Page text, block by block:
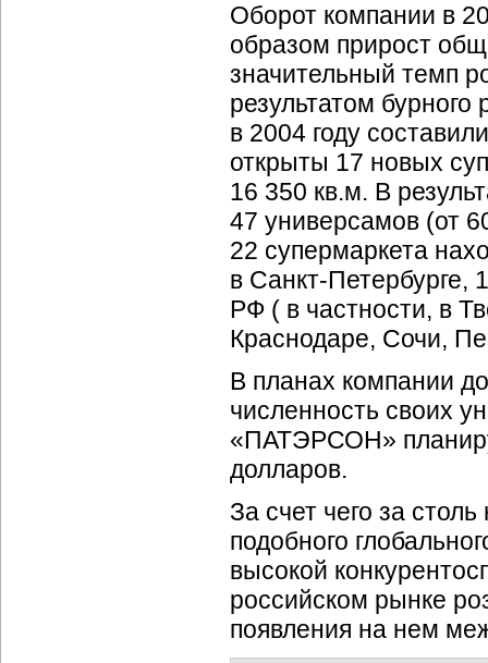
Оборот компании в
образом прирост
значительный темп
результатом
в 2004 году
открыты 17 новых
16 350 кв.м. В
47 универсамов (от
22 супермаркета
в Санкт-Петербурге,
РФ ( в частности, в
Краснодаре, Сочи,
В планах компании
численность своих
«ПАТЭРСОН»
долларов.
За счет чего за
подобного
высокой
российском рынке
появления на нем